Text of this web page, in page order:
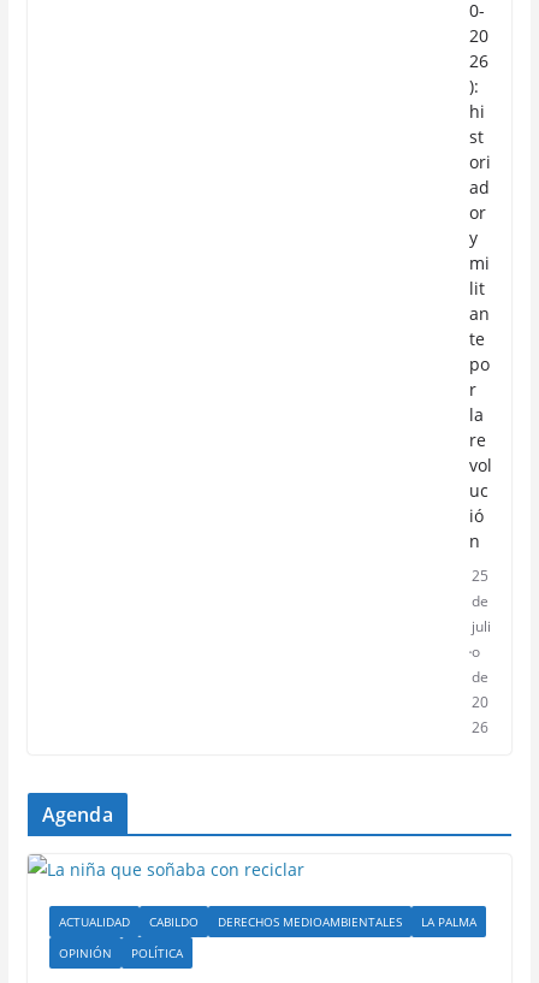
0-
20
26
):
hi
st
ori
ad
or
y
mi
lit
an
te
po
r
la
re
vol
uc
ió
n
25
de
juli
o
de
20
26
Agenda
ACTUALIDAD CABILDO DERECHOS MEDIOAMBIENTALES
LA PALMA
OPINIÓN
POLÍTICA